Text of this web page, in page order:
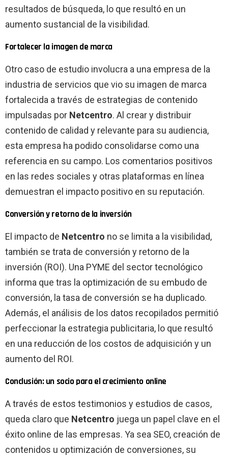
resultados de búsqueda, lo que resultó en un
aumento sustancial de la visibilidad.
Fortalecer la imagen de marca
Otro caso de estudio involucra a una empresa de la
industria de servicios que vio su imagen de marca
fortalecida a través de estrategias de contenido
impulsadas por Netcentro. Al crear y distribuir
contenido de calidad y relevante para su audiencia,
esta empresa ha podido consolidarse como una
referencia en su campo. Los comentarios positivos
en las redes sociales y otras plataformas en línea
demuestran el impacto positivo en su reputación.
Conversión y retorno de la inversión
El impacto de Netcentro no se limita a la visibilidad,
también se trata de conversión y retorno de la
inversión (ROI). Una PYME del sector tecnológico
informa que tras la optimización de su embudo de
conversión, la tasa de conversión se ha duplicado.
Además, el análisis de los datos recopilados permitió
perfeccionar la estrategia publicitaria, lo que resultó
en una reducción de los costos de adquisición y un
aumento del ROI.
Conclusión: un socio para el crecimiento online
A través de estos testimonios y estudios de casos,
queda claro que Netcentro juega un papel clave en el
éxito online de las empresas. Ya sea SEO, creación de
contenidos u optimización de conversiones, su